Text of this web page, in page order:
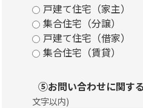
戸建て住宅（家主）
集合住宅（分譲）
戸建て住宅（借家）
集合住宅（賃貸）
⑤お問い合わせに関す
文字以内)